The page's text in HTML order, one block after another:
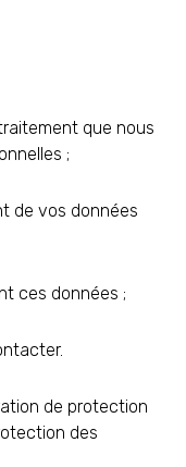
que nous
;
de vos données
ces données ;
de protection
des